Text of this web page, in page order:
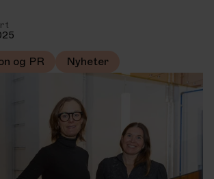
og PR Nyheter